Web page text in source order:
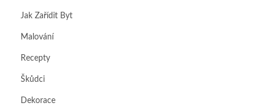
Jak Zařídit Byt
Malování
Recepty
Škůdci
Dekorace